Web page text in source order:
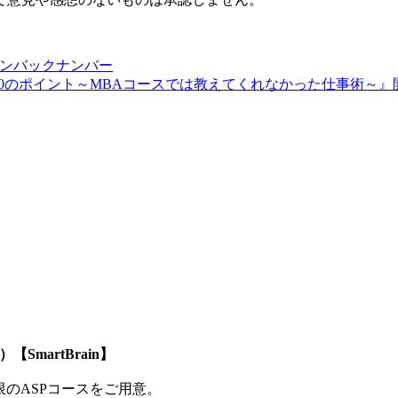
バックナンバー
ポイント～MBAコースでは教えてくれなかった仕事術～』
【SmartBrain】
ASPコースをご用意。